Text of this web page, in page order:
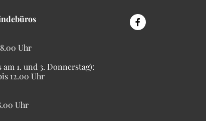
Uhr
am 1. und 3. Donnerstag):
12.00 Uhr
Uhr